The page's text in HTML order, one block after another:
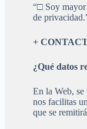
“□ Soy
de
+
¿Qué datos
En la Web, se
nos facilitas
que se